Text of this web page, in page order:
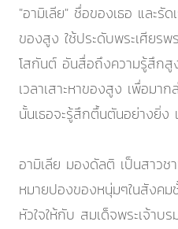
"อามิเลีย" ชื่อของเธอ และรั
ของสูง ใช้ประดับพระเศียรพ
โสกันต์ อันสื่อถึงความรู้สึกสู
เวลาเสาะหาของสูง เพื่อมา
นั้นเธอจะรู้สึกตื้นตันอย่างยิ่ง
อามิเลีย มองดัลติ เป็นสาวช
หมายปองของหนุ่มๆในสังค
หัวใจให้กับ สมเด็จพระเจ้าบ